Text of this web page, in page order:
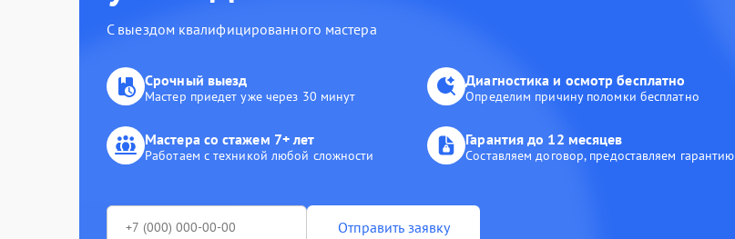
С выездом квалифицированного мастера
Срочный выезд
Мастер приедет уже через 30 минут
Диагностика и осмотр бесплатно
Определим причину поломки бесплатно
Мастера со стажем 7+ лет
Работаем с техникой любой сложности
Гарантия до 12 месяцев
Составляем договор, предоставляем гарантию
Отправить заявку